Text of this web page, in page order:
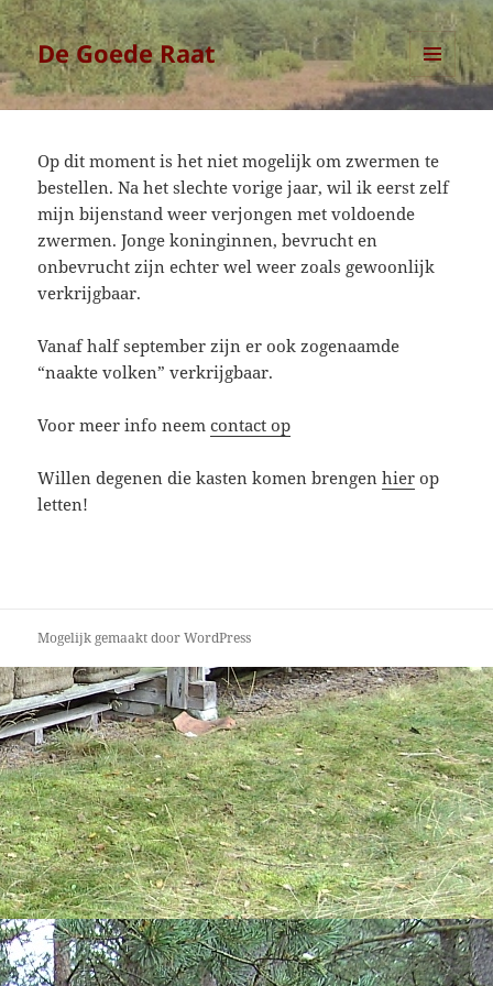
De Goede Raat
MENU
Op dit moment is het niet mogelijk om zwermen te
bestellen. Na het slechte vorige jaar, wil ik eerst zelf
mijn bijenstand weer verjongen met voldoende
zwermen. Jonge koninginnen, bevrucht en
onbevrucht zijn echter wel weer zoals gewoonlijk
verkrijgbaar.
Vanaf half september zijn er ook zogenaamde
“naakte volken” verkrijgbaar.
Voor meer info neemcontact op
Willen degenen die kasten komen brengenhier op
letten!
Mogelijk gemaakt door WordPress